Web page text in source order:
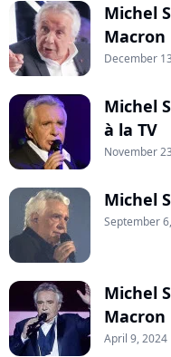
Michel
Macron
December
Michel
à la TV
November
Michel
September
Michel
Macron
April 9, 2024